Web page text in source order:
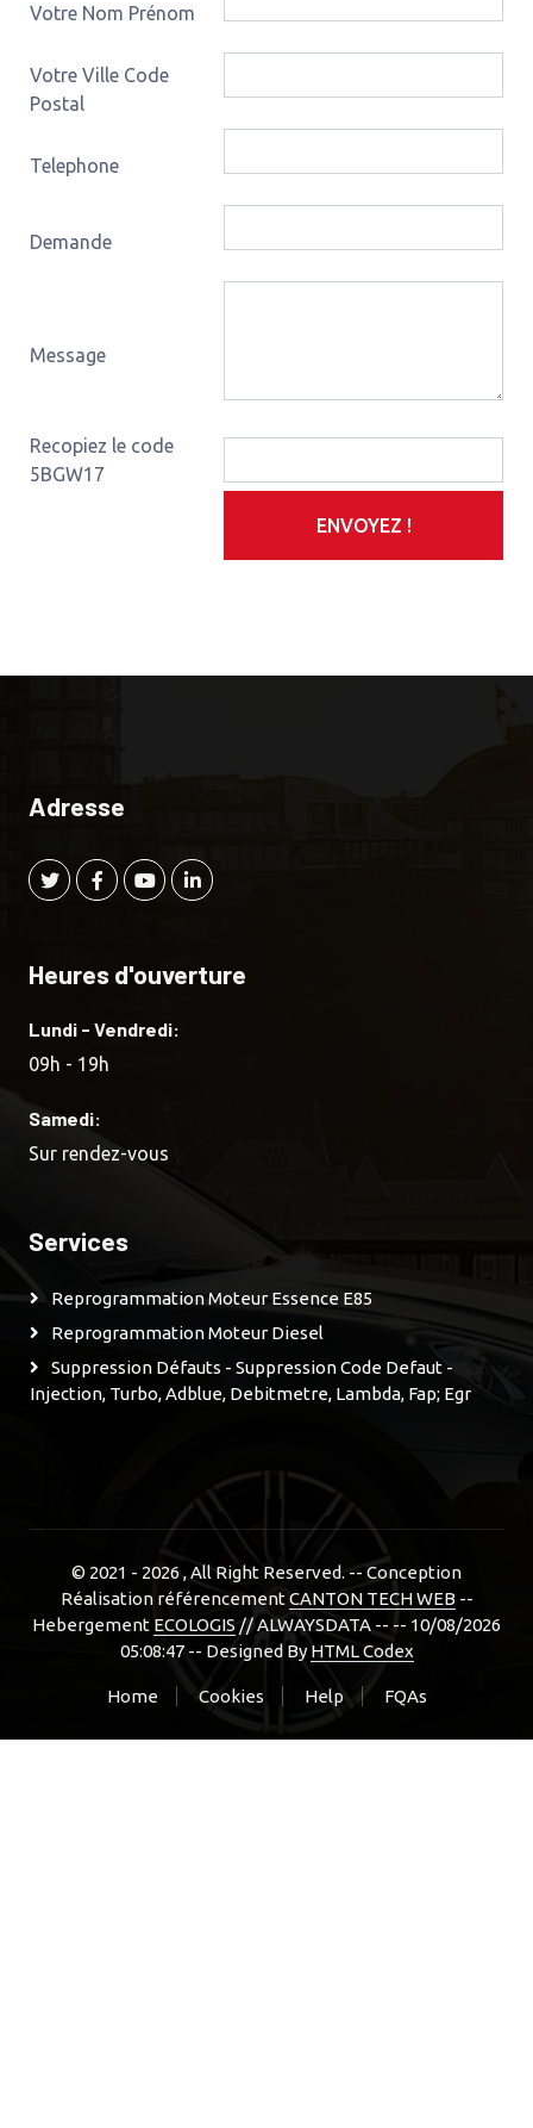
Votre Nom Prénom
Votre Ville Code
Postal
Telephone
Demande
Message
Recopiez le code
5BGW17
ENVOYEZ !
Adresse
Heures d'ouverture
Lundi - Vendredi:
09h - 19h
Samedi:
Sur rendez-vous
Services
Reprogrammation Moteur Essence E85
Reprogrammation Moteur Diesel
Suppression Défauts - Suppression Code Defaut -
Injection, Turbo, Adblue, Debitmetre, Lambda, Fap; Egr
© 2021 - 2026, All Right Reserved. -- Conception
Réalisation référencementCANTON TECH WEB --
Hebergement ECOLOGIS // ALWAYSDATA -- -- 10/08/2026
05:08:47 -- Designed By HTML Codex
Home Cookies Help FQAs